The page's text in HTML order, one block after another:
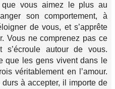
que vous aimez le plus au
son comportement, à
de vous, et s’apprête
Vous ne comprenez pas ce
autour de vous.
que les gens vivent dans le
véritablement en l’amour.
à accepter, il importe de